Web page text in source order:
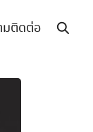
ติดต่อ